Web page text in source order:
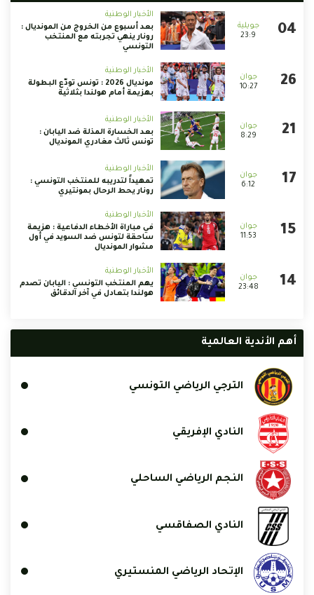
23:9
الأخبار الوطنية
بعد أسبوع من الخروج من المونديال :
رونار ينهي تجربته مع المنتخب
التونسي
10:27
الأخبار الوطنية
مونديال 2026 : تونس تودّع البطولة
بهزيمة أمام هولندا بثلاثية
8:29
الأخبار الوطنية
بعد الخسارة المذلة ضد اليابان :
تونس ثالث مغادري المونديال
6:12
الأخبار الوطنية
تمهيداً لتدريبه للمنتخب التونسي :
رونار يحط الرحال بمونتيري
11:53
الأخبار الوطنية
في مباراة الأخطاء الدفاعية : هزيمة
ساحقة لتونس ضد السويد في أول
مشوار المونديال
23:48
الأخبار الوطنية
يهم المنتخب التونسي : اليابان تصدم
هولندا بتعادل في آخر الدقائق
أهم الأندية العالمية
الترجي الرياضي التونسي
النادي الإفريقي
النجم الرياضي الساحلي
النادي الصفاقسي
الإتحاد الرياضي المنستيري